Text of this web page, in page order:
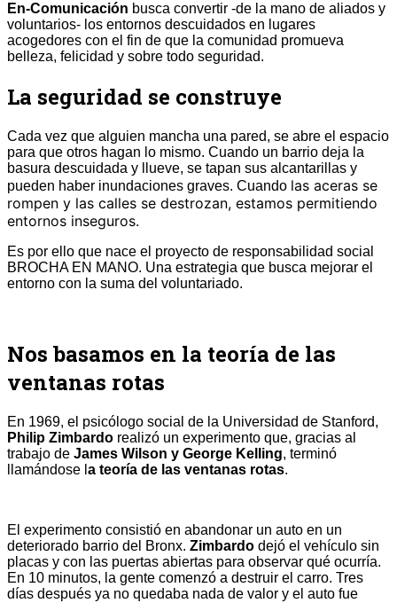
En-Comunicación busca convertir -de la mano de aliados y
voluntarios- los entornos descuidados en lugares
acogedores con el fin de que la comunidad promueva
belleza, felicidad y sobre todo seguridad.
La seguridad se construye
Cada vez que alguien mancha una pared, se abre el espacio
para que otros hagan lo mismo. Cuando un barrio deja la
basura descuidada y llueve, se tapan sus alcantarillas y
pueden haber inundaciones graves. Cuando las aceras se
rompen y las calles se destrozan, estamos permitiendo
entornos inseguros.
Es por ello que nace el proyecto de responsabilidad social
BROCHA EN MANO. Una estrategia que busca mejorar el
entorno con la suma del voluntariado.
Nos basamos en la teoría de las
ventanas rotas
En 1969, el psicólogo social de la Universidad de Stanford,
Philip Zimbardo realizó un experimento que, gracias al
trabajo de James Wilson y George Kelling, terminó
llamándose l a teoría de las ventanas rotas.
El experimento consistió en abandonar un auto en un
deteriorado barrio del Bronx. Zimbardo dejó el vehículo sin
placas y con las puertas abiertas para observar qué ocurría.
En 10 minutos, la gente comenzó a destruir el carro. Tres
días después ya no quedaba nada de valor y el auto fue